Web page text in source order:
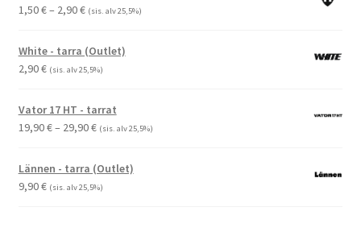
1,50€– 2,90€Hintaluokka:
-
2,90 €
(sis. alv 25,5%)
White - tarra (Outlet)
2,90€ (sis. alv 25,5%)
Vator 17 HT - tarrat
19,90€– 29,90€Hintaluokka:
-
29,90 €
(sis. alv 25,5%)
Lännen - tarra (Outlet)
9,90€ (sis. alv 25,5%)